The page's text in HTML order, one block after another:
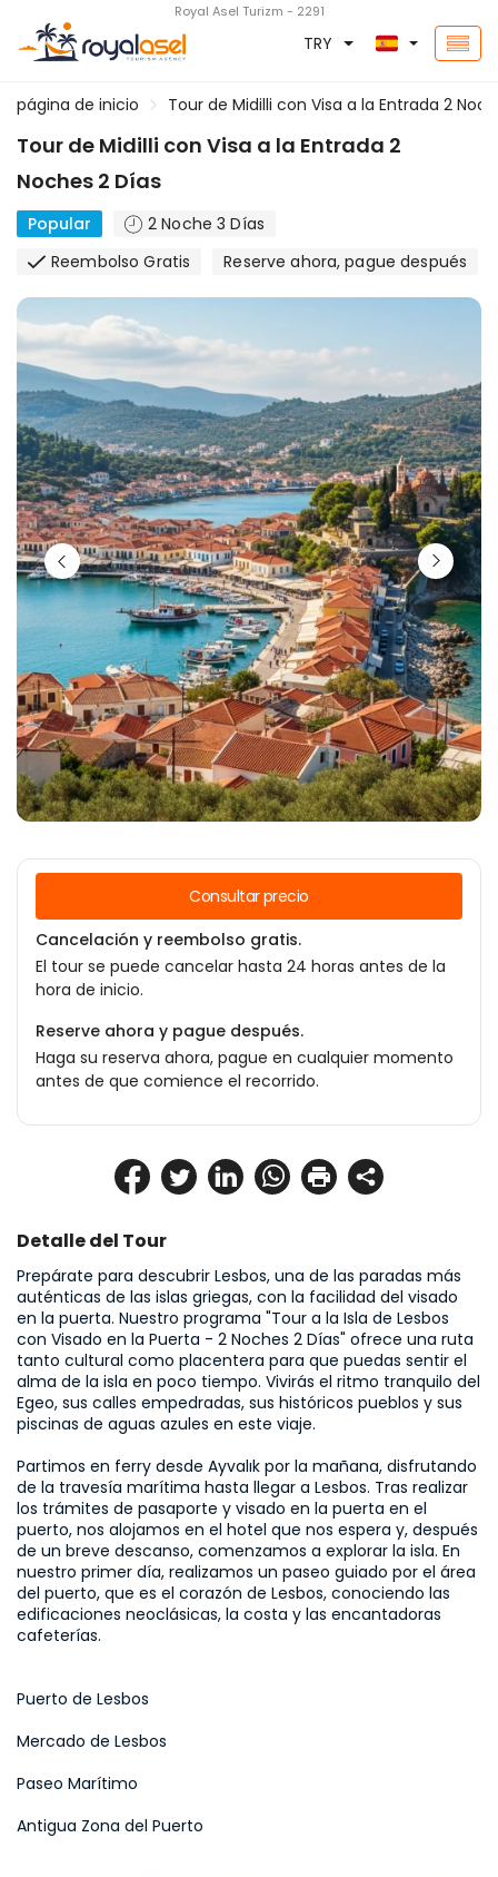
Royal Asel Turizm - 2291
TRY
página de inicio Tour de Midilli con Visa a la Entrada 2
Tour de Midilli con Visa a la Entrada 2
Noches 2 Días
Popular
2 Noche 3 Días
Reembolso Gratis
Reserve ahora, pague después
Detalle del Tour
Prepárate para descubrir Lesbos, una de las paradas más
auténticas de las islas griegas, con la facilidad del visado
en la puerta. Nuestro programa "Tour a la Isla de Lesbos
con Visado en la Puerta - 2 Noches 2 Días" ofrece una ruta
tanto cultural como placentera para que puedas sentir el
alma de la isla en poco tiempo. Vivirás el ritmo tranquilo del
Egeo, sus calles empedradas, sus históricos pueblos y sus
piscinas de aguas azules en este viaje.
Partimos en ferry desde Ayvalık por la mañana, disfrutando
de la travesía marítima hasta llegar a Lesbos. Tras realizar
los trámites de pasaporte y visado en la puerta en el
puerto, nos alojamos en el hotel que nos espera y, después
de un breve descanso, comenzamos a explorar la isla. En
nuestro primer día, realizamos un paseo guiado por el área
del puerto, que es el corazón de Lesbos, conociendo las
edificaciones neoclásicas, la costa y las encantadoras
cafeterías.
Puerto de Lesbos
Mercado de Lesbos
Paseo Marítimo
Antigua Zona del Puerto
Consultar precio
Cancelación y reembolso gratis.
El tour se puede cancelar hasta 24 horas antes de la
hora de inicio.
Reserve ahora y pague después.
Haga su reserva ahora, pague en cualquier momento
antes de que comience el recorrido.